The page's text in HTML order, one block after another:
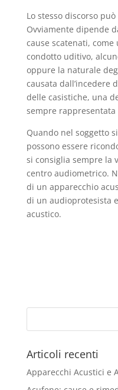
Lo stesso discorso
Ovviamente dipende
cause scatenati,
condotto uditivo,
oppure la naturale
causata dall’incedere
delle casistiche, una
sempre
Quando nel soggetto
possono essere
si consiglia sempre la
centro audiometrico.
di un apparecchio
di un audioprotesista
acustico.
Articoli recenti
Apparecchi Acustici e